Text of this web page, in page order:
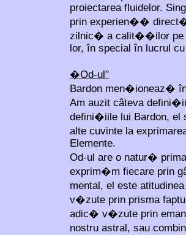
proiectarea fluidelor.
prin experien��
zilnic� a calit��ilor pe
lor, în special în lucrul
�Od-ul"
Bardon men�ioneaz�
Am auzit câteva
defini�iile lui Bardon, el
alte cuvinte la
Elemente.
Od-ul are o natur�
exprim�m fiecare prin
mental, el este
v�zute prin prisma
adic� v�zute prin
nostru astral, sau